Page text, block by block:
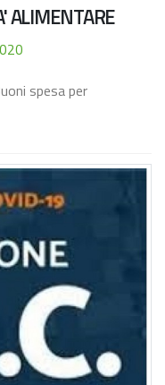
ALIMENTARE
spesa per